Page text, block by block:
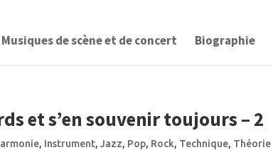
Musiques de scène et de concert Biographie
et s’en souvenir toujours – 2
, Instrument,Jazz, Pop, Rock, Technique, Théorie